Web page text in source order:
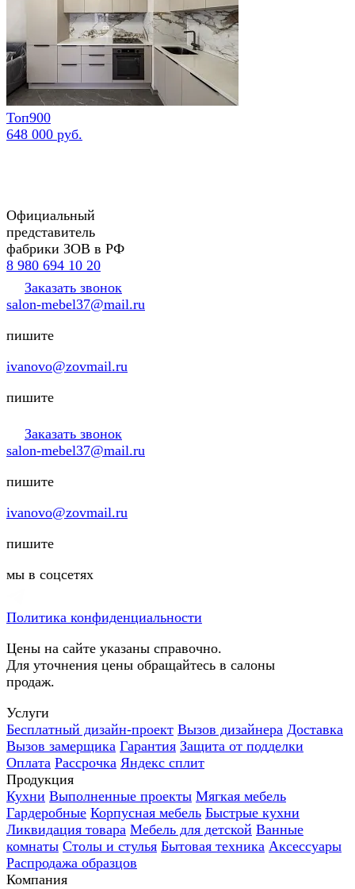
Топ900
648 000 руб.
Официальный
представитель
фабрики ЗОВ в РФ
8 980 694 10 20
Заказать звонок
salon-mebel37@mail.ru
пишите
ivanovo@zovmail.ru
пишите
Заказать звонок
salon-mebel37@mail.ru
пишите
ivanovo@zovmail.ru
пишите
мы в соцсетях
Политика конфиденциальности
Цены на сайте указаны справочно.
Для уточнения цены обращайтесь в салоны
продаж.
Услуги
Бесплатный дизайн-проект Вызов дизайнера Доставка
Вызов замерщика Гарантия Защита от подделки
Оплата Рассрочка Яндекс сплит
Продукция
Кухни Выполненные проекты Мягкая мебель
Гардеробные Корпусная мебель Быстрые кухни
Ликвидация товара Мебель для детской Ванные
комнаты Столы и стулья Бытовая техника Аксессуары
Распродажа образцов
Компания